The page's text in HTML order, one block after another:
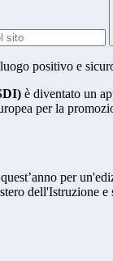
positivo e
è diventato un
per la
per
dell'Istruzione